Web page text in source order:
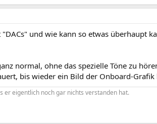
"DACs" und wie kann so etwas überhaupt
normal, ohne das spezielle Töne zu
bis wieder ein Bild der Onboard-
er eigentlich noch gar nichts verstanden hat.